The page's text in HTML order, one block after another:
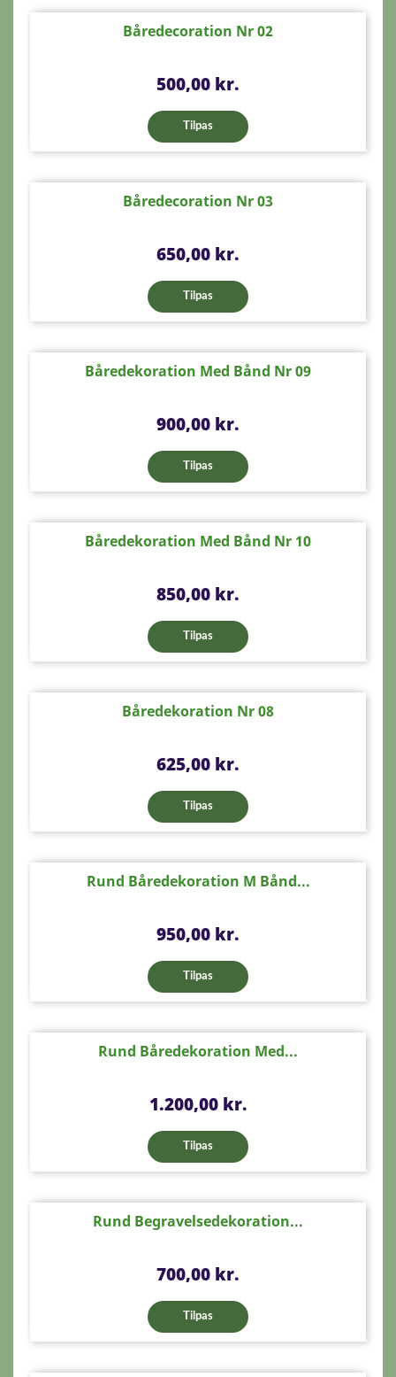
Båredecoration Nr 02
Pris
500,00 kr.
Tilpas
Båredecoration Nr 03
Pris
650,00 kr.
Tilpas
Båredekoration Med Bånd Nr 09
Pris
900,00 kr.
Tilpas
Båredekoration Med Bånd Nr 10
Pris
850,00 kr.
Tilpas
Båredekoration Nr 08
Pris
625,00 kr.
Tilpas
Rund Båredekoration M Bånd...
Pris
950,00 kr.
Tilpas
Rund Båredekoration Med...
Pris
1.200,00 kr.
Tilpas
Rund Begravelsedekoration...
Pris
700,00 kr.
Tilpas